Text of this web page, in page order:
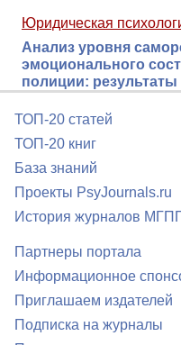
Юридическая
Анализ уровня
эмоционального
полиции:
ТОП-20 статей
ТОП-20 книг
База знаний
Проекты PsyJournals.ru
История журналов
Партнеры портала
Информационное
Приглашаем издателей
Подписка на журналы